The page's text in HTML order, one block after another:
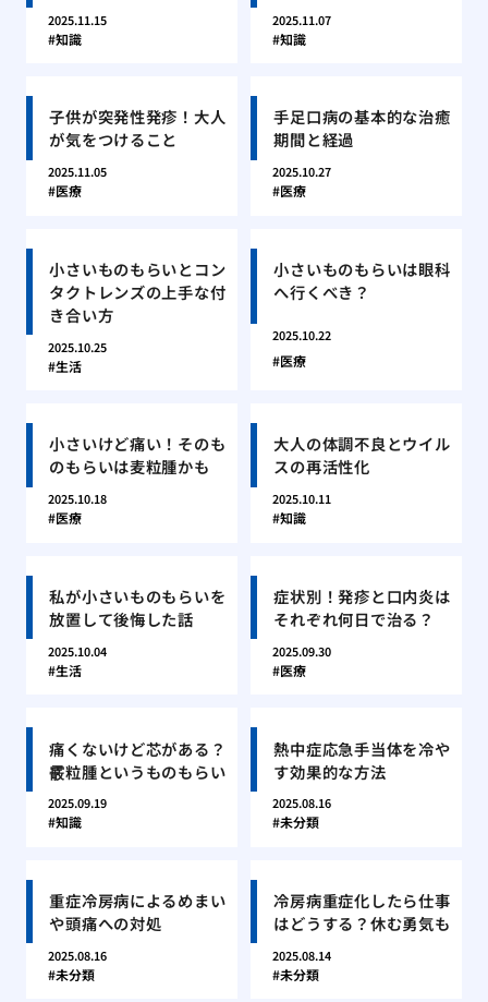
2025.11.15
知識
2025.11.07
知識
子供が突発性発疹！大人
が気をつけること
2025.11.05
医療
手足口病の基本的な治癒
期間と経過
2025.10.27
医療
小さいものもらいとコン
タクトレンズの上手な付
き合い方
2025.10.25
生活
小さいものもらいは眼科
へ行くべき？
2025.10.22
医療
小さいけど痛い！そのも
のもらいは麦粒腫かも
2025.10.18
医療
大人の体調不良とウイル
スの再活性化
2025.10.11
知識
私が小さいものもらいを
放置して後悔した話
2025.10.04
生活
症状別！発疹と口内炎は
それぞれ何日で治る？
2025.09.30
医療
痛くないけど芯がある？
霰粒腫というものもらい
2025.09.19
知識
熱中症応急手当体を冷や
す効果的な方法
2025.08.16
未分類
重症冷房病によるめまい
や頭痛への対処
2025.08.16
未分類
冷房病重症化したら仕事
はどうする？休む勇気も
2025.08.14
未分類